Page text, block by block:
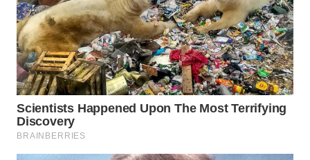
BINJAI
WN
CIREBON
WN
INDRAMAYU